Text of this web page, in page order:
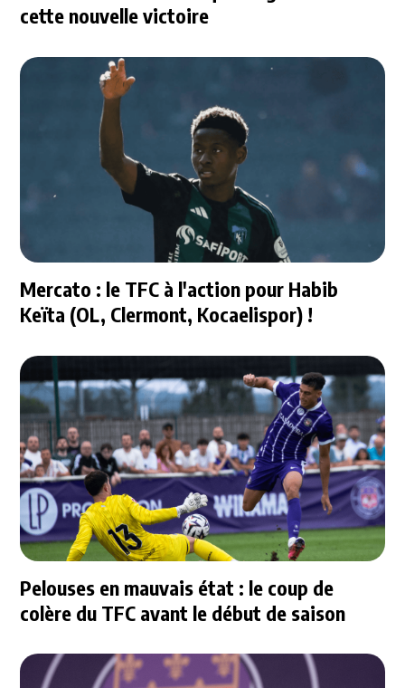
cette nouvelle victoire
Mercato : le TFC à l'action pour Habib
Keïta (OL, Clermont, Kocaelispor) !
Pelouses en mauvais état : le coup de
colère du TFC avant le début de saison